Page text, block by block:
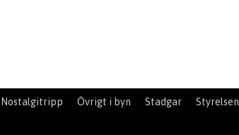
Nostalgitripp Övrigt i byn Stadgar Styrelsen